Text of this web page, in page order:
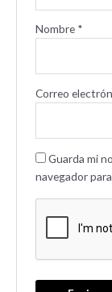
Nombre *
Correo
Guarda mi
navegador